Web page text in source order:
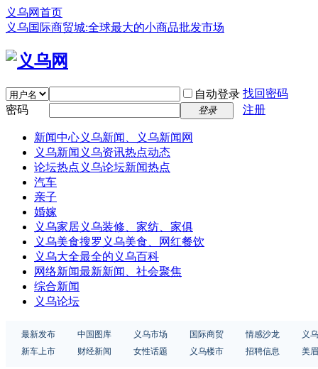
义乌网首页
义乌国际商贸城:全球最大的小商品批发市场
自动登录 找回密码
密码
登录 注册
新闻中心义乌新闻、义乌新闻网
义乌新闻 义乌资讯热点动态
论坛热点 义乌论坛新闻热点
汽车
亲子
婚嫁
义乌家居义乌装修、家纺、家俱
义乌美食搜罗义乌美食、网红餐饮
义乌大全最全的义乌百科
网络新闻最新新闻、社会聚焦
综合新闻
义乌论坛
最新发布 中国图库 义乌市场 国际商贸 情感沙龙
义
新车上市
财经新闻 女性话题 义乌楼市 招聘信息 美